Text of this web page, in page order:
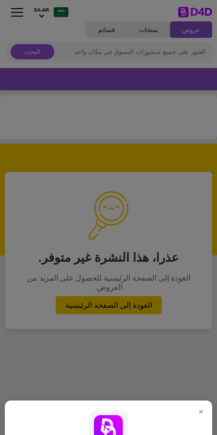
عروض منتجات قسائم
البحث
SA-AR
عذرا، هذا النشرة غير متوفر.
العودة إلى الصفحة الرئيسية للحصول على المزيد من
العروض.
العودة إلى الصفحة الرئيسية